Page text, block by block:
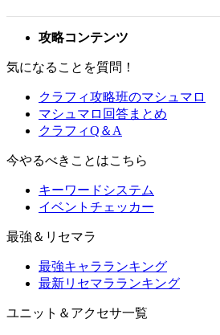
攻略コンテンツ
気になることを質問！
クラフィ攻略班のマシュマロ
マシュマロ回答まとめ
クラフィQ＆A
今やるべきことはこちら
キーワードシステム
イベントチェッカー
最強＆リセマラ
最強キャラランキング
最新リセマラランキング
ユニット＆アクセサ一覧